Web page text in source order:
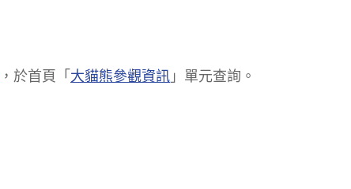
，於首頁「 大貓熊參觀資訊 」單元查詢。